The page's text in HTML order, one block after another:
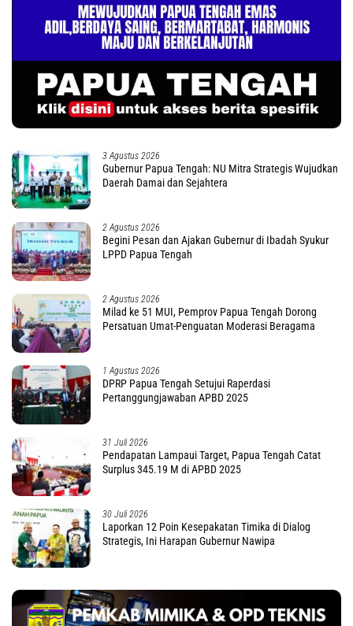
3 Agustus 2026
Gubernur Papua Tengah: NU Mitra Strategis Wujudkan
Daerah Damai dan Sejahtera
2 Agustus 2026
Begini Pesan dan Ajakan Gubernur di Ibadah Syukur
LPPD Papua Tengah
2 Agustus 2026
Milad ke 51 MUI, Pemprov Papua Tengah Dorong
Persatuan Umat-Penguatan Moderasi Beragama
1 Agustus 2026
DPRP Papua Tengah Setujui Raperdasi
Pertanggungjawaban APBD 2025
31 Juli 2026
Pendapatan Lampaui Target, Papua Tengah Catat
Surplus 345.19 M di APBD 2025
30 Juli 2026
Laporkan 12 Poin Kesepakatan Timika di Dialog
Strategis, Ini Harapan Gubernur Nawipa